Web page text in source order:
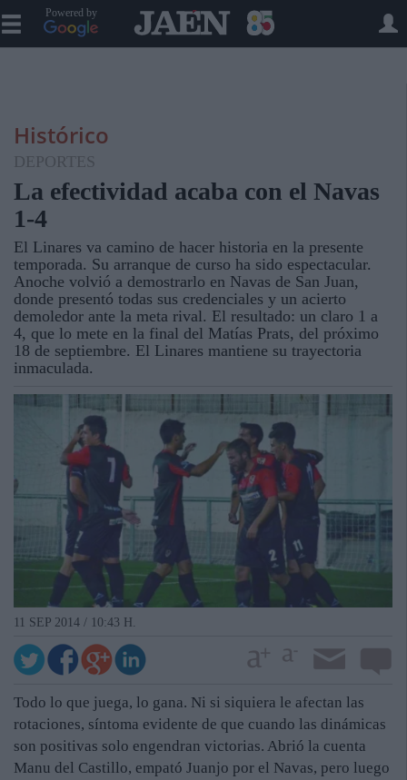
Powered by
Histórico
DEPORTES
La efectividad acaba con el Navas
1-4
El Linares va camino de hacer historia en la presente
temporada. Su arranque de curso ha sido espectacular.
Anoche volvió a demostrarlo en Navas de San Juan,
donde presentó todas sus credenciales y un acierto
demoledor ante la meta rival. El resultado: un claro 1 a
4, que lo mete en la final del Matías Prats, del próximo
18 de septiembre. El Linares mantiene su trayectoria
inmaculada.
11 SEP 2014 / 10:43 H.
Todo lo que juega, lo gana. Ni si siquiera le afectan las
rotaciones, síntoma evidente de que cuando las dinámicas
son positivas solo engendran victorias. Abrió la cuenta
Manu del Castillo, empató Juanjo por el Navas, pero luego